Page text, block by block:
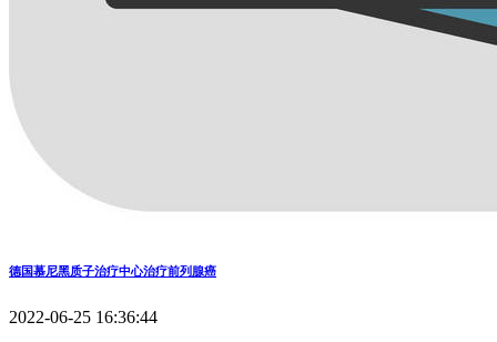
德国慕尼黑质子治疗中心治疗前列腺癌
2022-06-25 16:36:44